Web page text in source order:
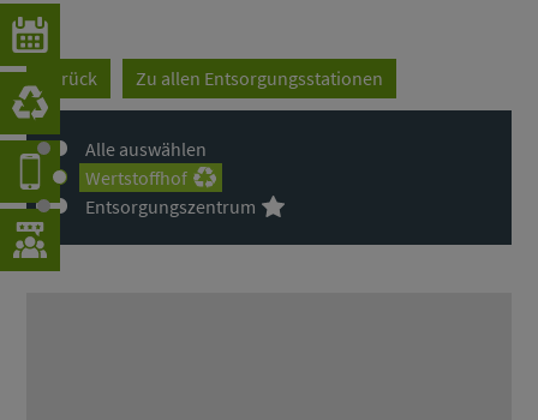
Zurück Zu allen Entsorgungsstationen
Alle auswählen
Wertstoffhof
Entsorgungszentrum